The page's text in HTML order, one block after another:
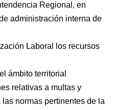
Regional, en
administración interna de
Laboral los recursos
ámbito territorial
relativas a multas y
normas pertinentes de la